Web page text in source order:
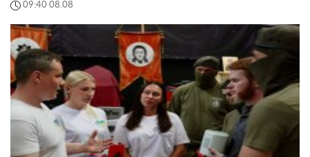
09:40 08.08